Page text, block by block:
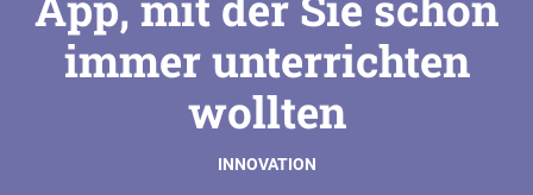
immer unterrichten
wollten
INNOVATION